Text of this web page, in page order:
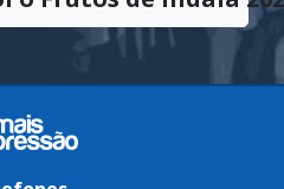
o Frutos de Indaiá